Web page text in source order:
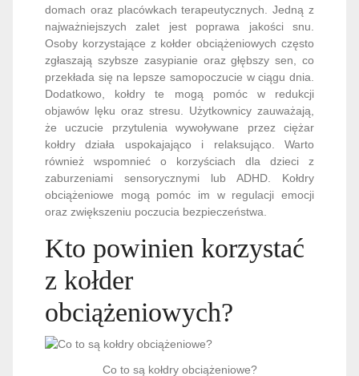
domach oraz placówkach terapeutycznych. Jedną z
najważniejszych zalet jest poprawa jakości snu.
Osoby korzystające z kołder obciążeniowych często
zgłaszają szybsze zasypianie oraz głębszy sen, co
przekłada się na lepsze samopoczucie w ciągu dnia.
Dodatkowo, kołdry te mogą pomóc w redukcji
objawów lęku oraz stresu. Użytkownicy zauważają,
że uczucie przytulenia wywoływane przez ciężar
kołdry działa uspokajająco i relaksująco. Warto
również wspomnieć o korzyściach dla dzieci z
zaburzeniami sensorycznymi lub ADHD. Kołdry
obciążeniowe mogą pomóc im w regulacji emocji
oraz zwiększeniu poczucia bezpieczeństwa.
Kto powinien korzystać
z kołder
obciążeniowych?
Co to są kołdry obciążeniowe?